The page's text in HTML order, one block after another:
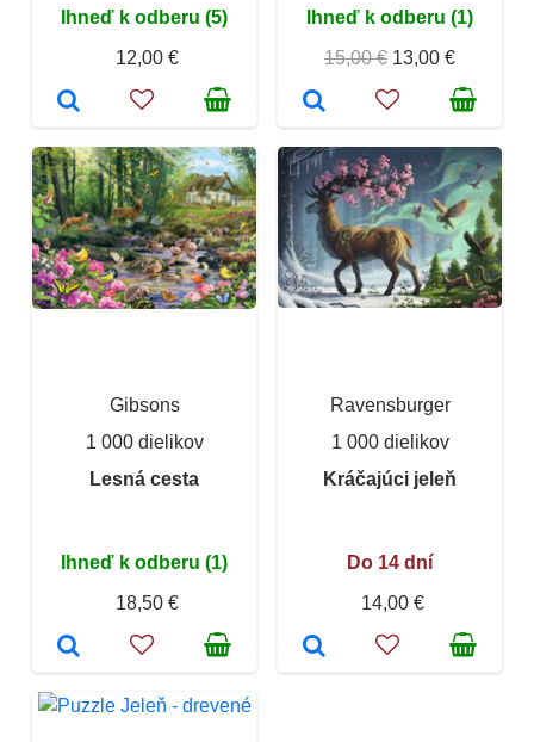
Ihneď k odberu (5)
12,00 €
Ihneď k odberu (1)
15,00 € 13,00 €
Gibsons
1 000 dielikov
Lesná cesta
Ihneď k odberu (1)
18,50 €
Ravensburger
1 000 dielikov
Kráčajúci jeleň
Do 14 dní
14,00 €